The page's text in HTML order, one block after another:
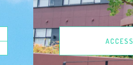
ACCESS